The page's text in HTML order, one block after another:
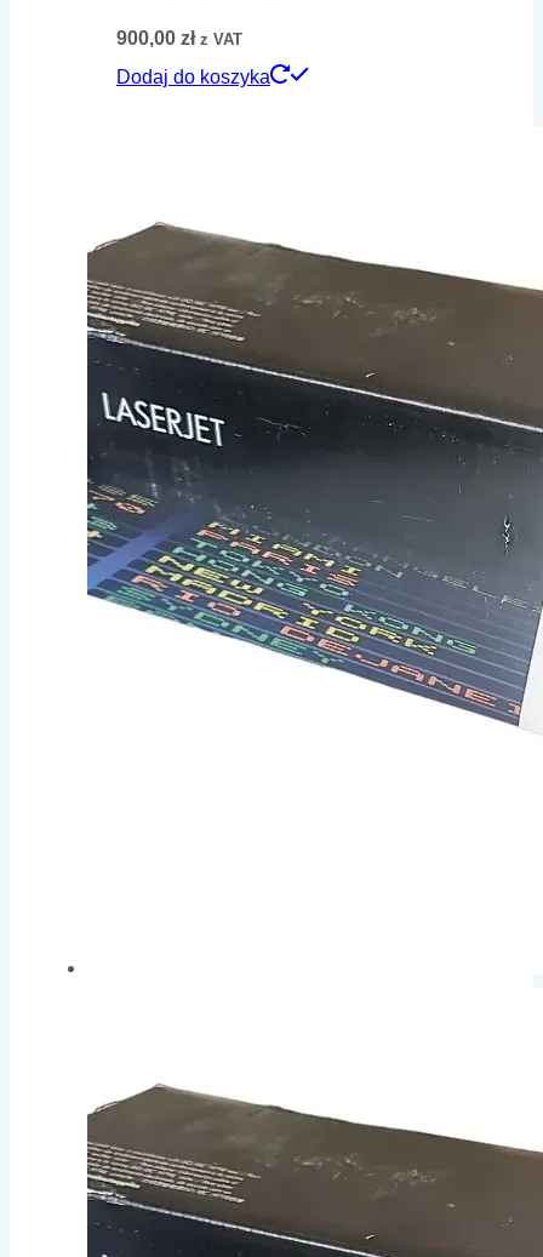
900,00 zł z VAT
Dodaj do koszyka